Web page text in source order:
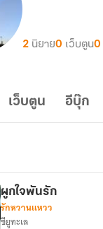
2 นิยาย0 เว็บตูน0
เว็บตูน อีบุ๊ก
ผูกใจพันรัก
รักหวานแหวว
ซียูทะเล